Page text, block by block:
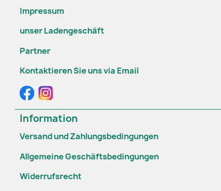
Impressum
unser Ladengeschäft
Partner
Kontaktieren Sie uns via Email
Information
Versand und Zahlungsbedingungen
Allgemeine Geschäftsbedingungen
Widerrufsrecht